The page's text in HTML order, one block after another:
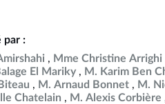
par :
Mme Christine Arrighi
El Mariky
M. Karim Ben
M. Arnaud Bonnet
M.
Chatelain
M. Alexis Corbière